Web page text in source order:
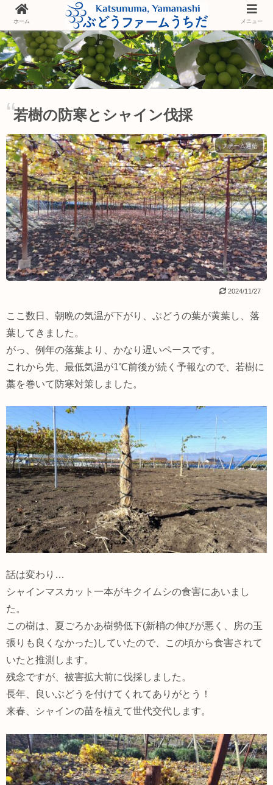
若樹の防寒とシャイン伐採
ファーム通信
2024/11/27
ここ数日、朝晩の気温が下がり、ぶどうの葉が黄葉し、落
葉してきました。
がっ、例年の落葉より、かなり遅いペースです。
これから先、最低気温が1℃前後が続く予報なので、若樹に
藁を巻いて防寒対策しました。
話は変わり…
シャインマスカット一本がキクイムシの食害にあいまし
た。
この樹は、夏ごろかあ樹勢低下(新梢の伸びが悪く、房の玉
張りも良くなかった)していたので、この頃から食害されて
いたと推測します。
残念ですが、被害拡大前に伐採しました。
長年、良いぶどうを付けてくれてありがとう！
来春、シャインの苗を植えて世代交代します。
ホーム メニュー